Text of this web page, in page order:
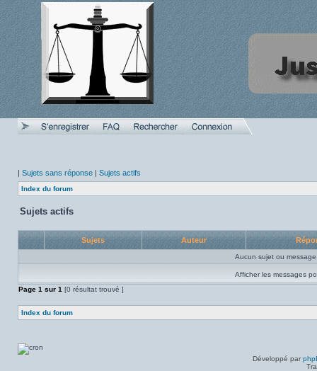
| Sujets sans réponse | Sujets actifs
Index du forum
Sujets actifs
Sujets Auteur
Aucun sujet ou
Afficher les messages
Page 1 sur 1 [0 résultat trouvé ]
Index du forum
Développé par